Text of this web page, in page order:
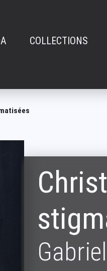
COLLECTIONS